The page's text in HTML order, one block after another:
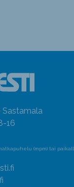
Sastamala
16
(mpm) tai